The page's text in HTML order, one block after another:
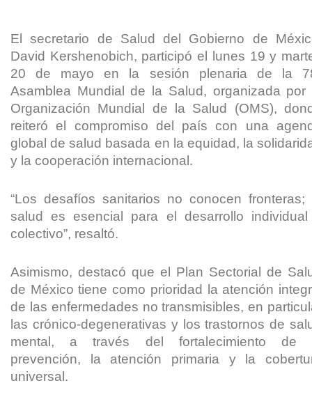
El secretario de Salud del Gobierno de
David Kershenobich, participó el lunes 19 y
20 de mayo en la sesión plenaria de la
Asamblea Mundial de la Salud, organizada por
Organización Mundial de la Salud (OMS),
reiteró el compromiso del país con una
global de salud basada en la equidad, la
y la cooperación internacional.
“Los desafíos sanitarios no conocen fronteras;
salud es esencial para el desarrollo
colectivo”, resaltó.
Asimismo, destacó que el Plan Sectorial de
de México tiene como prioridad la atención
de las enfermedades no transmisibles, en
las crónico-degenerativas y los trastornos de
mental, a través del fortalecimiento de
prevención, la atención primaria y la
universal.